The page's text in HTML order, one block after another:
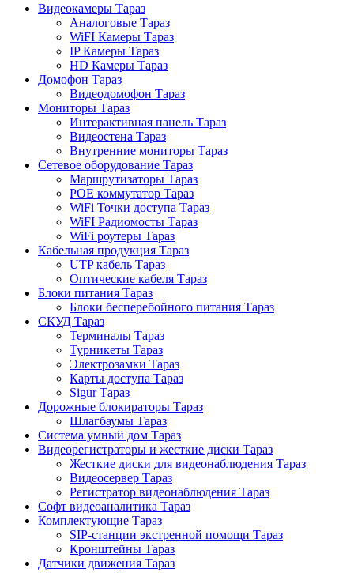
Видеокамеры Тараз
Аналоговые Тараз
WiFI Камеры Тараз
IP Камеры Тараз
HD Камеры Тараз
Домофон Тараз
Видеодомофон Тараз
Мониторы Тараз
Интерактивная панель Тараз
Видеостена Тараз
Внутренние мониторы Тараз
Сетевое оборудование Тараз
Маршрутизаторы Тараз
POE коммутатор Тараз
WiFi Точки доступа Тараз
WiFI Радиомосты Тараз
WiFi роутеры Тараз
Кабельная продукция Тараз
UTP кабель Тараз
Оптические кабеля Тараз
Блоки питания Тараз
Блоки бесперебойного питания Тараз
СКУД Тараз
Терминалы Тараз
Турникеты Тараз
Электрозамки Тараз
Карты доступа Тараз
Sigur Тараз
Дорожные блокираторы Тараз
Шлагбаумы Тараз
Система умный дом Тараз
Видеорегистраторы и жесткие диски Тараз
Жесткие диски для видеонаблюдения Тараз
Видеосервер Тараз
Регистратор видеонаблюдения Тараз
Софт видеоаналитика Тараз
Комплектующие Тараз
SIP-станции экстренной помощи Тараз
Кронштейны Тараз
Датчики движения Тараз